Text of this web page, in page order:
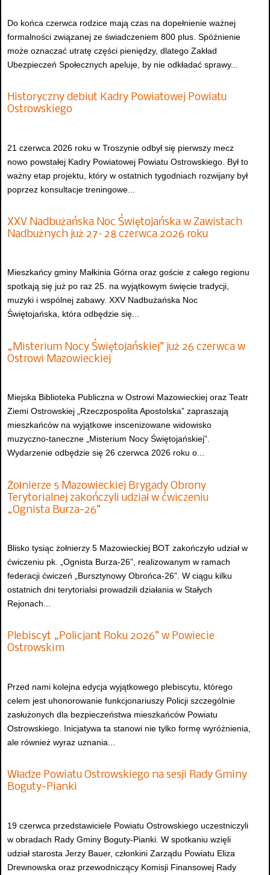
Do końca czerwca rodzice mają czas na dopełnienie ważnej
formalności związanej ze świadczeniem 800 plus. Spóźnienie
może oznaczać utratę części pieniędzy, dlatego Zakład
Ubezpieczeń Społecznych apeluje, by nie odkładać sprawy...
Historyczny debiut Kadry Powiatowej Powiatu
Ostrowskiego
21 czerwca 2026 roku w Troszynie odbył się pierwszy mecz
nowo powstałej Kadry Powiatowej Powiatu Ostrowskiego. Był to
ważny etap projektu, który w ostatnich tygodniach rozwijany był
poprzez konsultacje treningowe...
XXV Nadbużańska Noc Świętojańska w Zawistach
Nadbużnych już 27–28 czerwca 2026 roku
Mieszkańcy gminy Małkinia Górna oraz goście z całego regionu
spotkają się już po raz 25. na wyjątkowym święcie tradycji,
muzyki i wspólnej zabawy. XXV Nadbużańska Noc
Świętojańska, która odbędzie się...
„Misterium Nocy Świętojańskiej” już 26 czerwca w
Ostrowi Mazowieckiej
Miejska Biblioteka Publiczna w Ostrowi Mazowieckiej oraz Teatr
Ziemi Ostrowskiej „Rzeczpospolita Apostolska” zapraszają
mieszkańców na wyjątkowe inscenizowane widowisko
muzyczno-taneczne „Misterium Nocy Świętojańskiej”.
Wydarzenie odbędzie się 26 czerwca 2026 roku o...
Żołnierze 5 Mazowieckiej Brygady Obrony
Terytorialnej zakończyli udział w ćwiczeniu
„Ognista Burza-26”
Blisko tysiąc żołnierzy 5 Mazowieckiej BOT zakończyło udział w
ćwiczeniu pk. „Ognista Burza-26”, realizowanym w ramach
federacji ćwiczeń „Bursztynowy Obrońca-26”. W ciągu kilku
ostatnich dni terytorialsi prowadzili działania w Stałych
Rejonach...
Plebiscyt „Policjant Roku 2026” w Powiecie
Ostrowskim
Przed nami kolejna edycja wyjątkowego plebiscytu, którego
celem jest uhonorowanie funkcjonariuszy Policji szczególnie
zasłużonych dla bezpieczeństwa mieszkańców Powiatu
Ostrowskiego. Inicjatywa ta stanowi nie tylko formę wyróżnienia,
ale również wyraz uznania...
Władze Powiatu Ostrowskiego na sesji Rady Gminy
Boguty-Pianki
19 czerwca przedstawiciele Powiatu Ostrowskiego uczestniczyli
w obradach Rady Gminy Boguty-Pianki. W spotkaniu wzięli
udział starosta Jerzy Bauer, członkini Zarządu Powiatu Eliza
Drewnowska oraz przewodniczący Komisji Finansowej Rady